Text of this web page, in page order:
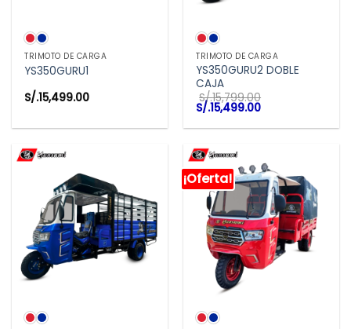
TRIMOTO DE CARGA
YS350GURU1
S/.15,499.00
TRIMOTO DE CARGA
YS350GURU2 DOBLE
CAJA
S/.15,799.00
El
precio
original
S/.15,799.00.
S/.15,499.00El
actual
¡Oferta!